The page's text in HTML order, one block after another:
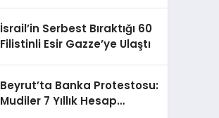
İsrail’in Serbest Bıraktığı 60
Filistinli Esir Gazze’ye Ulaştı
Beyrut’ta Banka Protestosu:
Mudiler 7 Yıllık Hesap